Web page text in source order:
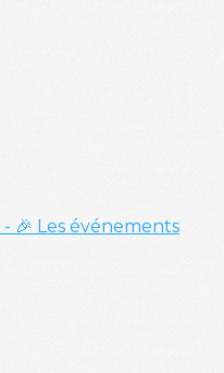
- 🎉 Les événements